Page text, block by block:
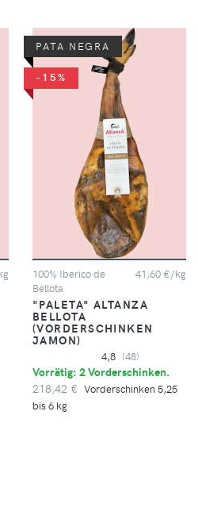
PATA NEGRA
-15%
100% Iberico de
Bellota
41,60 €/kg
"PALETA" ALTANZA
BELLOTA
(VORDERSCHINKEN
JAMON)
4,8 (48)
Vorrätig: 2 Vorderschinken.
218,42 € Vorderschinken 5,25
bis 6 kg